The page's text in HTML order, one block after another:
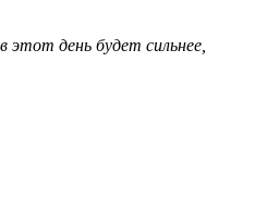
день будет сильнее,